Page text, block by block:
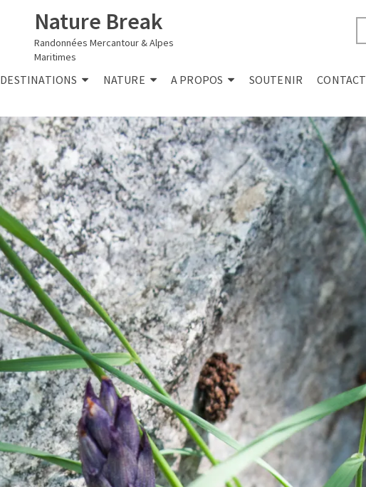
Nature Break
Randonnées Mercantour & Alpes
Maritimes
DESTINATIONS NATURE A PROPOS SOUTENIR CONTACT